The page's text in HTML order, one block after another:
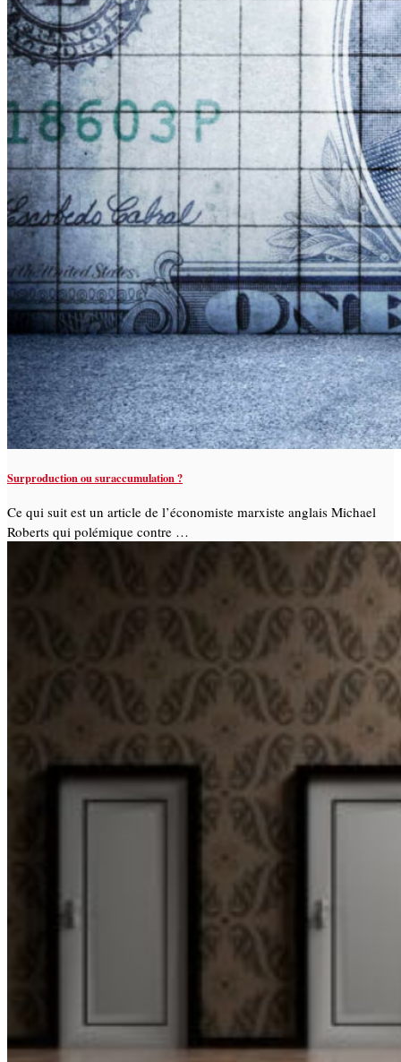
Surproduction ou suraccumulation ?
Ce qui suit est un article de l’économiste marxiste anglais Michael
Roberts qui polémique contre …